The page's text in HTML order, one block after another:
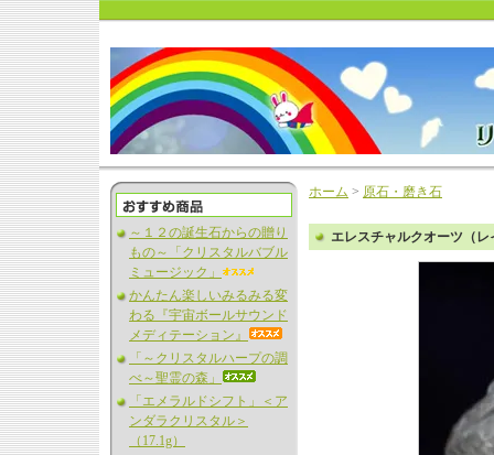
～１２の誕生石からの贈り
もの～「クリスタルバブル
ミュージック」
かんたん楽しいみるみる変
わる『宇宙ボールサウンド
メディテーション』
「～クリスタルハープの調
べ～聖霊の森」
「エメラルドシフト」＜ア
ンダラクリスタル＞
（17.1g）
ホーム > 原石・磨き石
エレスチャルクオーツ（レ